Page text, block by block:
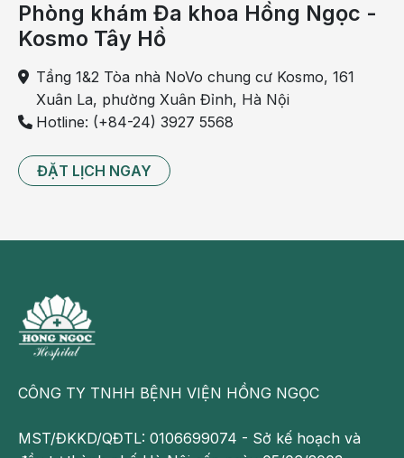
- Canxi: Hàm lượng canxi mà bà bầu cần bổ sung mỗi
ngày vào khoảng 1200 mg. Mẹ bầu có thể nạp canxi từ
các thực phẩm như sữa đậu nành, nước cam, các loại
rau xanh, đậu phụ,… hay bằng thuốc.
phổ biến nên mỗi ngày bà bầu cần bổ sung khoảng 30
mg, gấp 2-3 lần lượng sắt cần thiết so với người bình
Phòng khám Đa khoa Hồng Ngọc -
Kosmo Tây Hồ
Tầng 1&2 Tòa nhà NoVo chung cư Kosmo, 161
Xuân La, phường Xuân Đỉnh, Hà Nội
Hotline: (+84-24) 3927 5568
ĐẶT LỊCH NGAY
CÔNG TY TNHH BỆNH VIỆN HỒNG NGỌC
MST/ĐKKD/QĐTL: 0106699074 - Sở kế hoạch và